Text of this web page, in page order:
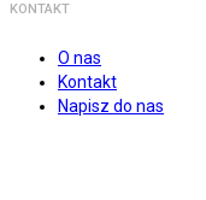
KONTAKT
O nas
Kontakt
Napisz do nas